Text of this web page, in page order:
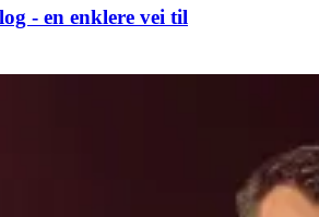
- en enklere vei til